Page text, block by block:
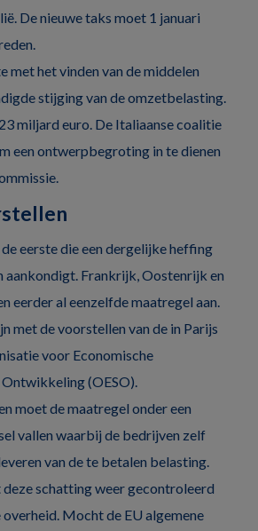
De nieuwe taks moet 1 januari
met het vinden van de middelen
stijging van de omzetbelasting.
miljard euro. De Italiaanse coalitie
een ontwerpbegroting in te dienen
eerste die een dergelijke heffing
aankondigt. Frankrijk, Oostenrijk en
eerder al eenzelfde maatregel aan.
met de voorstellen van de in Parijs
voor Economische
(OESO).
moet de maatregel onder een
vallen waarbij de bedrijven zelf
van de te betalen belasting.
schatting weer gecontroleerd
Mocht de EU algemene